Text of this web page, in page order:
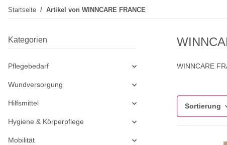
Startseite Artikel von WINNCARE FRANCE
WINNCARE
Sortierung
Kategorien
Pflegebedarf
Wundversorgung
Hilfsmittel
Hygiene & Körperpflege
Mobilität